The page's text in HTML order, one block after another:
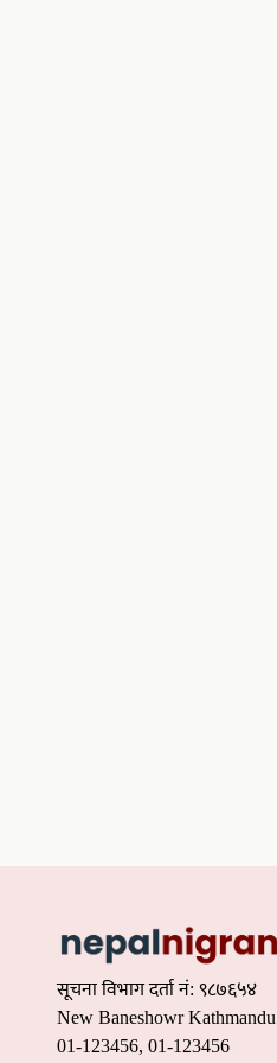
सूचना विभाग दर्ता नं: ९८७६५४
New Baneshowr Kathmandu
01-123456, 01-123456